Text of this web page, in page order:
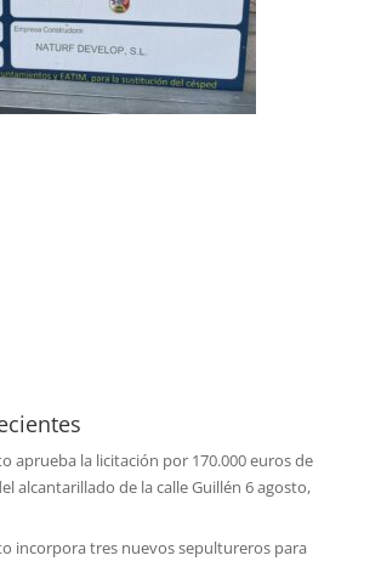
aprueba la licitación por 170.000 euros de
alcantarillado de la calle Guillén 6 agosto,
incorpora tres nuevos sepultureros para